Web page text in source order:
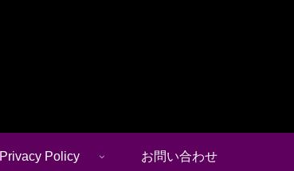
Privacy Policy お問い合わせ